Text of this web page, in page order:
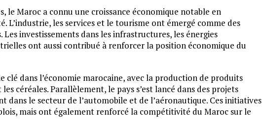
le Maroc a connu une croissance économique notable en
L’industrie, les services et le tourisme ont émergé comme des
investissements dans les infrastructures, les énergies
ont aussi contribué à renforcer la position économique du
clé dans l’économie marocaine, avec la production de produits
céréales. Parallèlement, le pays s’est lancé dans des projets
dans le secteur de l’automobile et de l’aéronautique. Ces initiatives
mais ont également renforcé la compétitivité du Maroc sur le